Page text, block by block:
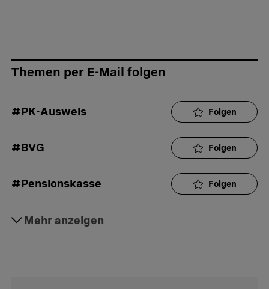
Themen per E-Mail folgen
#PK-Ausweis Folgen
#BVG Folgen
#Pensionskasse Folgen
Mehr anzeigen
#Rente